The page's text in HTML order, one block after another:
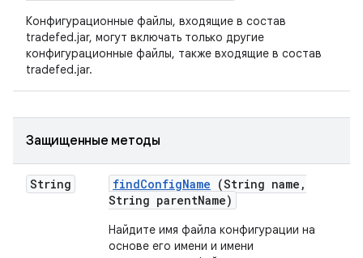
Конфигурационные файлы, входящие в состав
tradefed.jar, могут включать только другие
конфигурационные файлы, также входящие в состав
tradefed.jar.
Защищенные методы
String findConfigName (String name ,
String parentName)
Найдите имя файла конфигурации на
основе его имени и имени